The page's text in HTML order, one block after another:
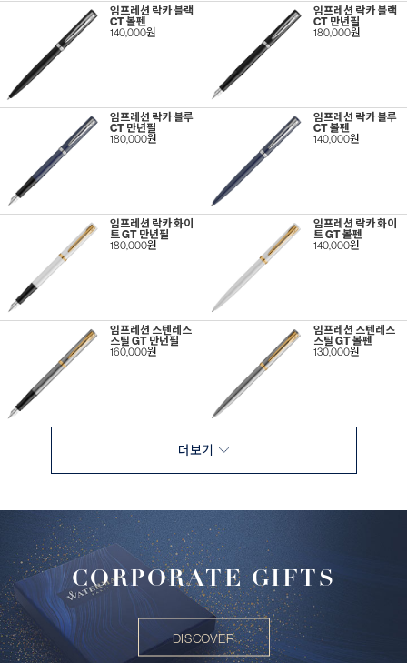
임프레션 락카 블랙
CT 볼펜
140,000원
임프레션 락카 블랙
CT 만년필
180,000원
임프레션 락카 블루
CT 만년필
180,000원
임프레션 락카 블루
CT 볼펜
140,000원
임프레션 락카 화이
트 GT 만년필
180,000원
임프레션 락카 화이
트 GT 볼펜
140,000원
임프레션 스텐레스
스틸 GT 만년필
160,000원
임프레션 스텐레스
스틸 GT 볼펜
130,000원
더보기
CORPORATE GIFTS
DISCOVER